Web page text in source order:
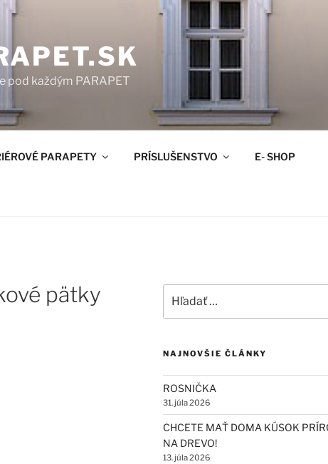
pod každým PARAPET
PARAPETY PRÍSLUŠENSTVO E- SHOP
pätky
NAJNOVŠIE ČLÁNKY
ROSNIČKA
31. júla 2026
CHCETE MAŤ DOMA KÚSOK
NA DREVO!
13. júla 2026